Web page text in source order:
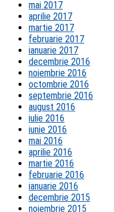
mai 2017
aprilie 2017
martie 2017
februarie 2017
ianuarie 2017
decembrie 2016
noiembrie 2016
octombrie 2016
septembrie 2016
august 2016
iulie 2016
iunie 2016
mai 2016
aprilie 2016
martie 2016
februarie 2016
ianuarie 2016
decembrie 2015
noiembrie 2015